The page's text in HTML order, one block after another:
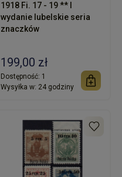
1918 Fi. 17 - 19 ** I
wydanie lubelskie seria
znaczków
199,00 zł
Dostępność: 1
Wysyłka w: 24 godziny